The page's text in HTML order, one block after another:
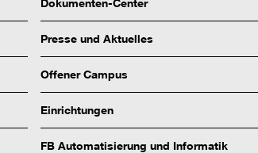
Presse und Aktuelles
Offener Campus
Einrichtungen
FB Automatisierung und Informatik